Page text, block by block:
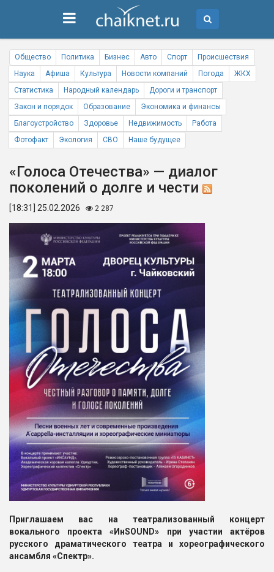
Общество Политика Бизнес Авто Спорт
Происшествия
Наука
Афиша Культура Новости компаний Погода
ЖКХ
Статистика
Народный календарь
Дороги и транспорт
Закон и порядок
Образование
Экономика и финансы
Благоустройство
Здоровье Недвижимость
Работа
Фотофакт
Экология СВО Наше будущее
«Голоса Отечества» — диалог
поколений о долге и чести
[18:31] 25.02.2026 2 287
Приглашаем вас на театрализованный концерт
вокального проекта «ИнSOUND» при участии актёров
русского драматического театра и хореографического
ансамбля «Спектр».